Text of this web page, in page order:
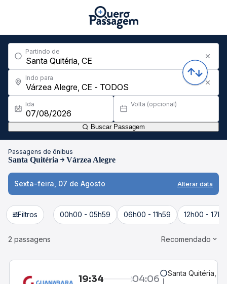
Partindo de
Indo para
Ida Volta (opcional)
Buscar Passagem
Passagens de ônibus
Santa Quitéria Várzea Alegre
Sexta-feira, 07 de Agosto Alterar data
Filtros 00h00 - 05h59 06h00 - 11h59 12h00 -
2 passagens Recomendado
19:34 04:06 Santa Quitéria, CE